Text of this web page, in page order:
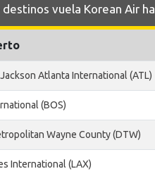
destinos vuela Korean Air
Atlanta International (ATL)
(BOS)
Wayne County (DTW)
International (LAX)